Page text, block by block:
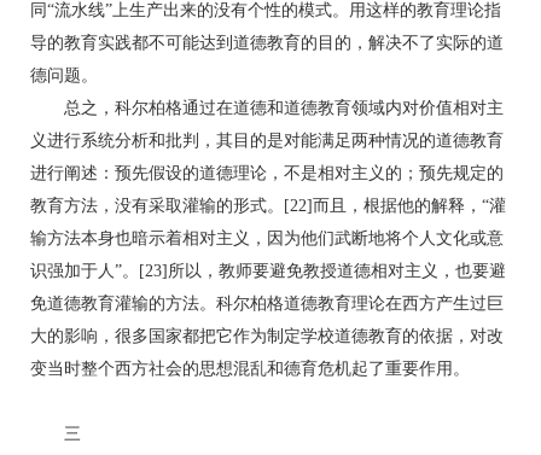
同“流水线”上生产出来的没有个性的模式。用这样的教育理论指
导的教育实践都不可能达到道德教育的目的，解决不了实际的道
德问题。
总之，科尔柏格通过在道德和道德教育领域内对价值相对主
义进行系统分析和批判，其目的是对能满足两种情况的道德教育
进行阐述：预先假设的道德理论，不是相对主义的；预先规定的
教育方法，没有采取灌输的形式。[22]而且，根据他的解释，“灌
输方法本身也暗示着相对主义，因为他们武断地将个人文化或意
识强加于人”。[23]所以，教师要避免教授道德相对主义，也要避
免道德教育灌输的方法。科尔柏格道德教育理论在西方产生过巨
大的影响，很多国家都把它作为制定学校道德教育的依据，对改
变当时整个西方社会的思想混乱和德育危机起了重要作用。
三